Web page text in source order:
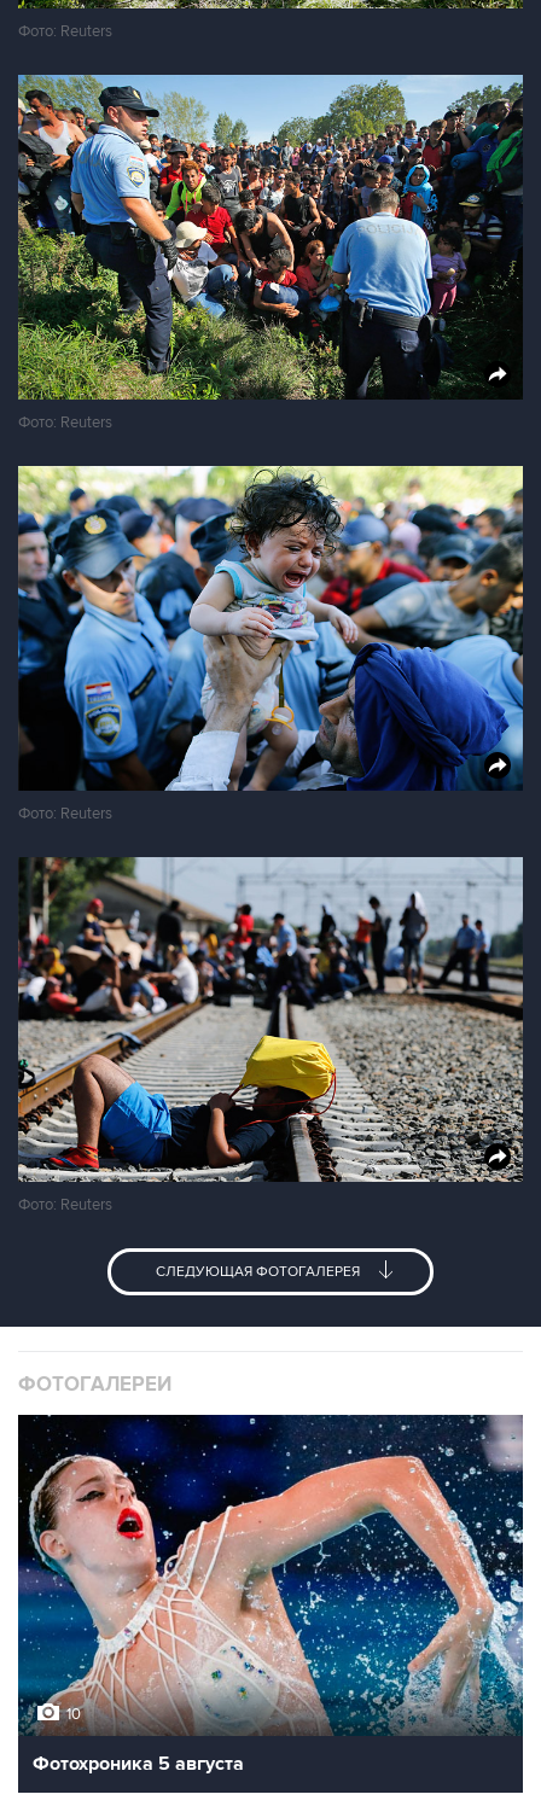
Фото: Reuters
Фото: Reuters
Фото: Reuters
Фото: Reuters
СЛЕДУЮЩАЯ ФОТОГАЛЕРЕЯ
ФОТОГАЛЕРЕИ
10
Фотохроника 5 августа